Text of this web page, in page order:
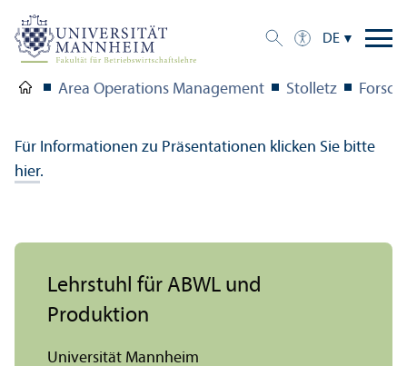
DE
Area Operations Management Stolletz
Für Informationen zu Präsentationen klicken Sie bitte
hier.
Lehr­stuhl für ABWL und
Produktion
Universität Mannheim